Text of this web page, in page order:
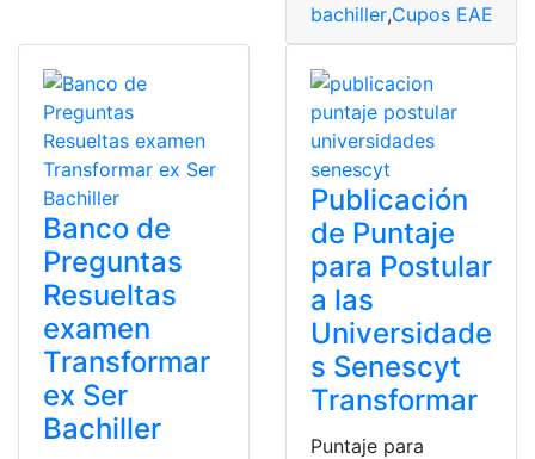
bachiller,Cupos EAES
Banco de
Preguntas
Resueltas
examen
Transformar
ex Ser
Bachiller
Publicación
de Puntaje
para Postular
a las
Universidade
s Senescyt
Transformar
Puntaje para